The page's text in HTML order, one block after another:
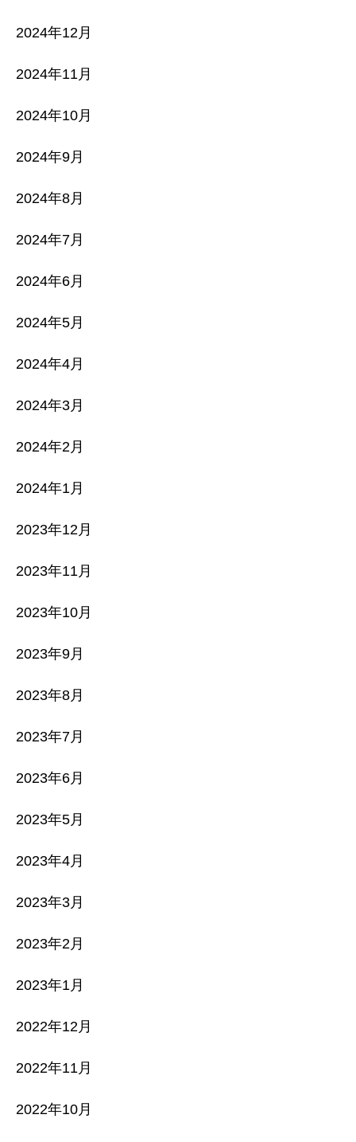
2024年12月
2024年11月
2024年10月
2024年9月
2024年8月
2024年7月
2024年6月
2024年5月
2024年4月
2024年3月
2024年2月
2024年1月
2023年12月
2023年11月
2023年10月
2023年9月
2023年8月
2023年7月
2023年6月
2023年5月
2023年4月
2023年3月
2023年2月
2023年1月
2022年12月
2022年11月
2022年10月